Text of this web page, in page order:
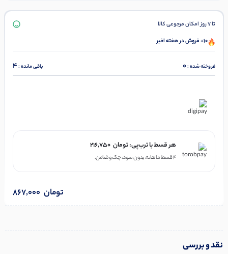
تا 7 روز امکان مرجوعی کالا
10+ فروش در هفته اخیر
فروخته شده :0 باقی مانده :4
هر قسط با ترب‌پی: 216,750 تومان
۴ قسط ماهانه. بدون سود، چک و ضامن.
867,000 تومان
نقد و بررسی